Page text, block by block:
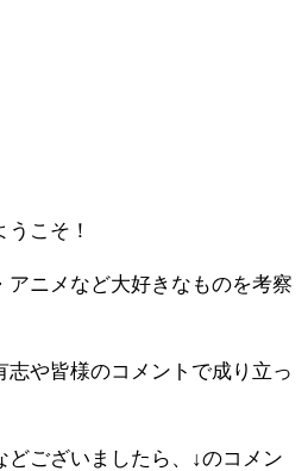
こそ！
アニメなど大好きなものを考察
や皆様のコメントで成り立っ
どございましたら、↓のコメン